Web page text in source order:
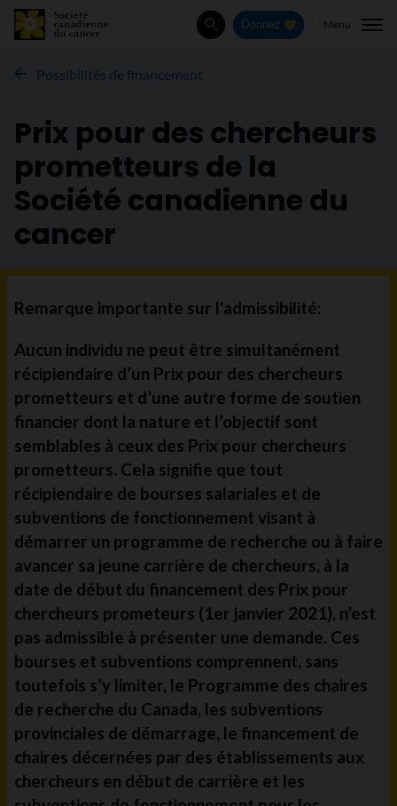
Rechercher
Donnez Menu
Possibilités de financement
Prix pour des chercheurs
prometteurs de la
Société canadienne du
cancer
Remarque importante sur l'admissibilité:
Aucun individu ne peut être simultanément
récipiendaire d’un Prix pour des chercheurs
prometteurs et d’une autre forme de soutien
financier dont la nature et l’objectif sont
semblables à ceux des Prix pour chercheurs
prometteurs. Cela signifie que tout
récipiendaire de bourses salariales et de
subventions de fonctionnement visant à
démarrer un programme de recherche ou à faire
avancer sa jeune carrière de chercheurs, à la
date de début du financement des Prix pour
chercheurs prometeurs (1er janvier 2021), n’est
pas admissible à présenter une demande. Ces
bourses et subventions comprennent, sans
toutefois s’y limiter, le Programme des chaires
de recherche du Canada, les subventions
provinciales de démarrage, le financement de
chaires décernées par des établissements aux
chercheurs en début de carrière et les